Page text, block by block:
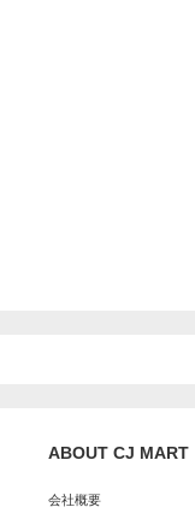
ABOUT CJ MART
会社概要